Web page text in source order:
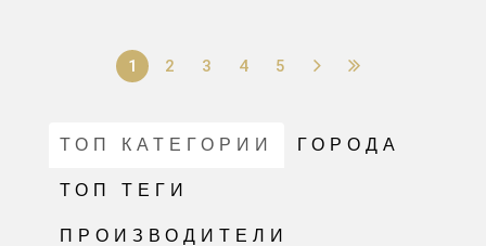
1 2 3 4 5
ТОП КАТЕГОРИИ ГОРОДА
ТОП ТЕГИ
ПРОИЗВОДИТЕЛИ